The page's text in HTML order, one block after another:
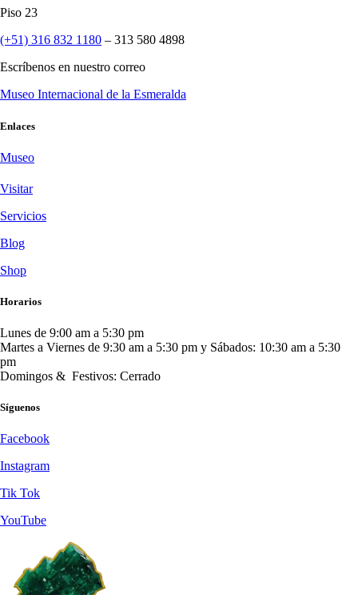
Piso 23
(+51) 316 832 1180 – 313 580 4898
Escríbenos en nuestro correo
Museo Internacional de la Esmeralda
Enlaces
Museo
Visitar
Servicios
Blog
Shop
Horarios
Lunes de 9:00 am a 5:30 pm
Martes a Viernes de 9:30 am a 5:30 pm y Sábados: 10:30 am a 5:30
pm
Domingos & Festivos: Cerrado
Síguenos
Facebook
Instagram
Tik Tok
YouTube